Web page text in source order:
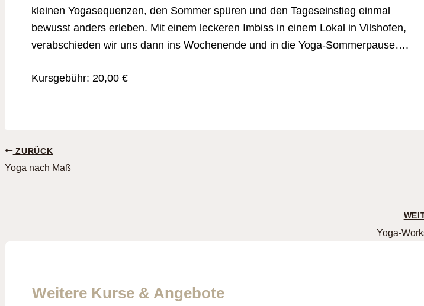
kleinen Yogasequenzen, den Sommer spüren und den Tageseinstieg einmal
bewusst anders erleben. Mit einem leckeren Imbiss in einem Lokal in Vilshofen,
verabschieden wir uns dann ins Wochenende und in die Yoga-Sommerpause….
Kursgebühr: 20,00 €
ZURÜCK
Yoga nach Maß
Yoga-
Weitere Kurse & Angebote